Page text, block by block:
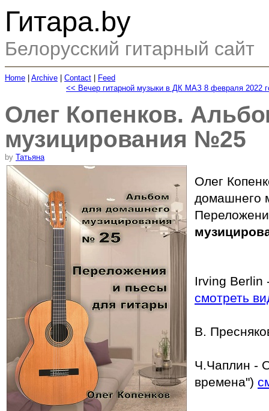
Гитара.by
Белорусский гитарный сайт
Home Archive Contact
Feed
<< Вечер гитарной музыки в ДК МАЗ 8 февраля 2022
Олег Копенков.
музицирования №25
by Татьяна
Олег
домашнего
Irving Berlin
смотреть
В.
Ч.Чаплин -
времена")